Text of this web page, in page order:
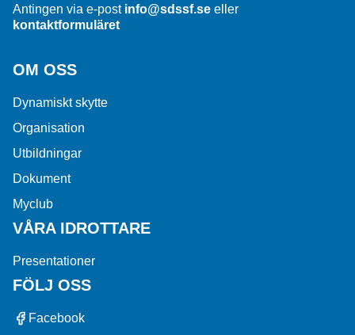
Antingen via e-post info@sdssf.se eller
kontaktformuläret
OM OSS
Dynamiskt skytte
Organisation
Utbildningar
Dokument
Myclub
VÅRA IDROTTARE
Presentationer
FÖLJ OSS
Facebook